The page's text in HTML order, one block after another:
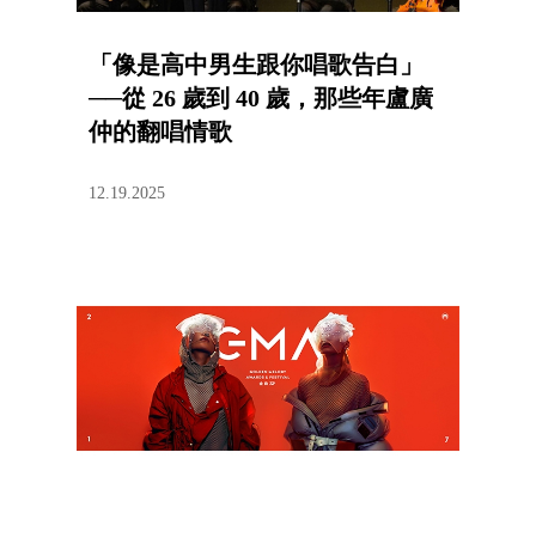
「像是高中男生跟你唱歌告白」
──從 26 歲到 40 歲，那些年盧廣
仲的翻唱情歌
12.19.2025